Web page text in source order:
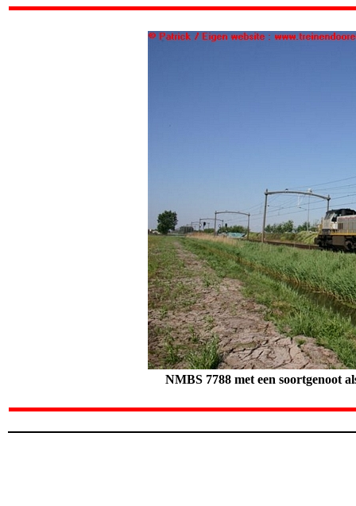
NMBS 7788 met een soortgenoot